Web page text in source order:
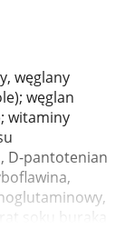
Twoich
węglany
węglan
witaminy
D-pantotenian
soku buraka